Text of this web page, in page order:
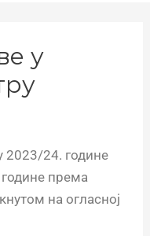
у
2023/24. године
према
на огласној